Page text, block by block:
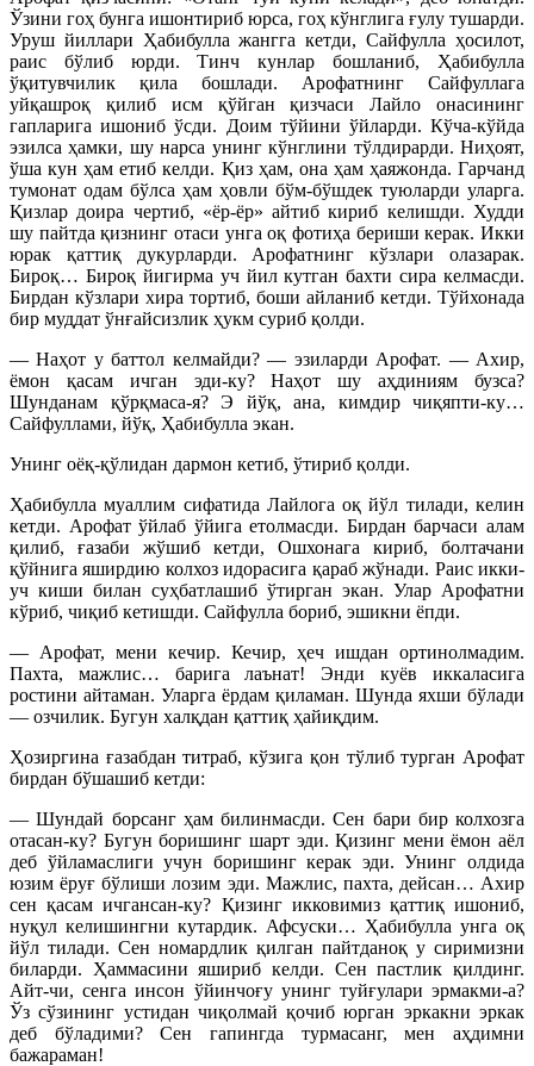
Ўзини гоҳ бунга ишонтириб юрса, гоҳ кўнглига ғулу тушарди.
Уруш йиллари Ҳабибулла жангга кетди, Сайфулла ҳосилот,
раис бўлиб юрди. Тинч кунлар бошланиб, Ҳабибулла
ўқитувчилик қила бошлади. Арофатнинг Сайфуллага
уйқашроқ қилиб исм қўйган қизчаси Лайло онасининг
гапларига ишониб ўсди. Доим тўйини ўйларди. Кўча-кўйда
эзилса ҳамки, шу нарса унинг кўнглини тўлдирарди. Ниҳоят,
ўша кун ҳам етиб келди. Қиз ҳам, она ҳам ҳаяжонда. Гарчанд
тумонат одам бўлса ҳам ҳовли бўм-бўшдек туюларди уларга.
Қизлар доира чертиб, «ёр-ёр» айтиб кириб келишди. Худди
шу пайтда қизнинг отаси унга оқ фотиҳа бериши керак. Икки
юрак қаттиқ дукурларди. Арофатнинг кўзлари олазарак.
Бироқ… Бироқ йигирма уч йил кутган бахти сира келмасди.
Бирдан кўзлари хира тортиб, боши айланиб кетди. Тўйхонада
бир муддат ўнғайсизлик ҳукм суриб қолди.
— Наҳот у баттол келмайди? — эзиларди Арофат. — Ахир,
ёмон қасам ичган эди-ку? Наҳот шу аҳдиниям бузса?
Шунданам қўрқмаса-я? Э йўқ, ана, кимдир чиқяпти-ку…
Сайфуллами, йўқ, Ҳабибулла экан.
Унинг оёқ-қўлидан дармон кетиб, ўтириб қолди.
Ҳабибулла муаллим сифатида Лайлога оқ йўл тилади, келин
кетди. Арофат ўйлаб ўйига етолмасди. Бирдан барчаси алам
қилиб, ғазаби жўшиб кетди, Ошхонага кириб, болтачани
қўйнига яширдию колхоз идорасига қараб жўнади. Раис икки-
уч киши билан суҳбатлашиб ўтирган экан. Улар Арофатни
кўриб, чиқиб кетишди. Сайфулла бориб, эшикни ёпди.
— Арофат, мени кечир. Кечир, ҳеч ишдан ортинолмадим.
Пахта, мажлис… барига лаънат! Энди куёв иккаласига
ростини айтаман. Уларга ёрдам қиламан. Шунда яхши бўлади
— озчилик. Бугун халқдан қаттиқ ҳайиқдим.
Ҳозиргина ғазабдан титраб, кўзига қон тўлиб турган Арофат
бирдан бўшашиб кетди:
— Шундай борсанг ҳам билинмасди. Сен бари бир колхозга
отасан-ку? Бугун боришинг шарт эди. Қизинг мени ёмон аёл
деб ўйламаслиги учун боришинг керак эди. Унинг олдида
юзим ёруғ бўлиши лозим эди. Мажлис, пахта, дейсан… Ахир
сен қасам ичгансан-ку? Қизинг икковимиз қаттиқ ишониб,
нуқул келишингни кутардик. Афсуски… Ҳабибулла унга оқ
йўл тилади. Сен номардлик қилган пайтданоқ у сиримизни
биларди. Ҳаммасини яшириб келди. Сен пастлик қилдинг.
Айт-чи, сенга инсон ўйинчоғу унинг туйғулари эрмакми-а?
Ўз сўзининг устидан чиқолмай қочиб юрган эркакни эркак
деб бўладими? Сен гапингда турмасанг, мен аҳдимни
бажараман!